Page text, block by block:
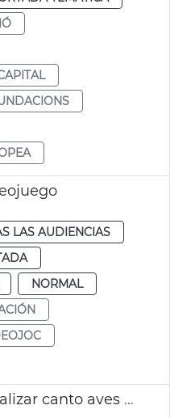
LAS AUDIENCIAS
NORMAL
Utilización IA para analizar canto aves y medir salud parques y jardines